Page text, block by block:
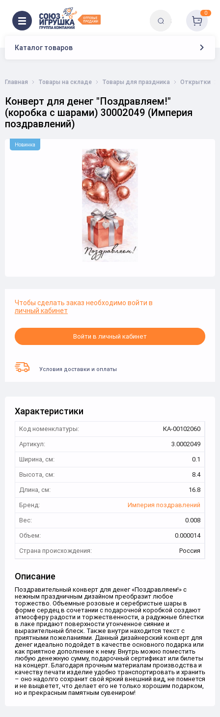
Каталог товаров
0
Главная Товары на складе Товары для праздника Открытки
Конверт для денег "Поздравляем!"
(коробка с шарами) 30002049 (Империя
поздравлений)
Новинка
Чтобы сделать заказ необходимо войти в
личный кабинет
Войти в личный кабинет
Условия доставки и оплаты
Характеристики
Код номенклатуры:
КА-00102060
Артикул:
3.0002049
Ширина, см:
0.1
Высота, см:
8.4
Длина, см:
16.8
Бренд:
Империя поздравлений
Вес:
0.008
Объем:
0.000014
Страна происхождения:
Россия
Описание
Поздравительный конверт для денег «Поздравляем!» с
нежным праздничным дизайном преобразит любое
торжество. Объемные розовые и серебристые шары в
форме сердец в сочетании с подарочной коробкой создают
атмосферу радости и торжественности, а радужные блестки
в лаке придают поверхности утонченное сияние и
выразительный блеск. Также внутри находится текст с
приятными пожеланиями. Данный дизайнерский конверт для
денег идеально подойдет в качестве основного подарка или
как приятное дополнение к нему. Внутрь можно поместить
любую денежную сумму, подарочный сертификат или билеты
на концерт. Благодаря прочным материалам производства и
качеству печати изделие удобно транспортировать и хранить
– оно надолго сохранит свой яркий внешний вид, не помнется
и не выцветет, что делает его не только хорошим подарком,
но и прекрасным памятным сувениром!